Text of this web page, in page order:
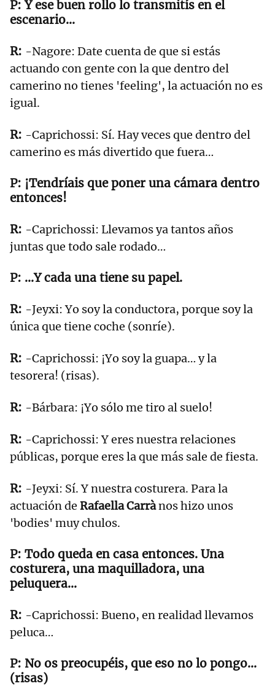
Y ese buen rollo lo transmitís en el
escenario…
-Nagore: Date cuenta de que si estás
actuando con gente con la que dentro del
camerino no tienes 'feeling', la actuación no es
igual.
-Caprichossi: Sí. Hay veces que dentro del
camerino es más divertido que fuera…
¡Tendríais que poner una cámara dentro
entonces!
-Caprichossi: Llevamos ya tantos años
juntas que todo sale rodado…
...Y cada una tiene su papel.
-Jeyxi: Yo soy la conductora, porque soy la
única que tiene coche (sonríe).
-Caprichossi: ¡Yo soy la guapa… y la
tesorera! (risas).
-Bárbara: ¡Yo sólo me tiro al suelo!
-Caprichossi: Y eres nuestra relaciones
públicas, porque eres la que más sale de fiesta.
-Jeyxi: Sí. Y nuestra costurera. Para la
actuación de Rafaella Carrànos hizo unos
'bodies' muy chulos.
Todo queda en casa entonces. Una
costurera, una maquilladora, una
peluquera…
-Caprichossi: Bueno, en realidad llevamos
peluca…
No os preocupéis, que eso no lo pongo...
(risas)